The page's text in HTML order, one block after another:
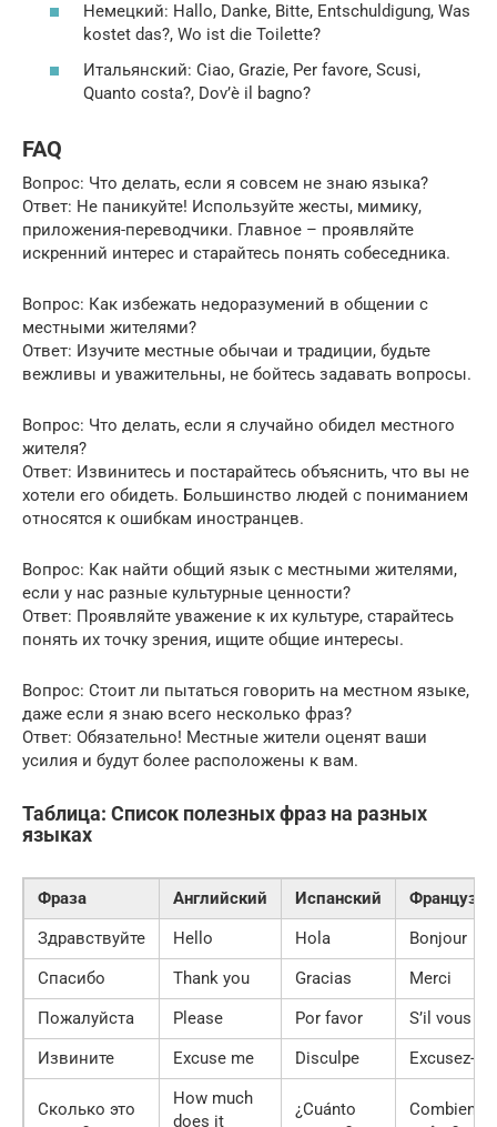
Немецкий: Hallo, Danke, Bitte, Entschuldigung, Was
kostet das?, Wo ist die Toilette?
Итальянский: Ciao, Grazie, Per favore, Scusi,
Quanto costa?, Dov’è il bagno?
FAQ
Вопрос: Что делать, если я совсем не знаю языка?
Ответ: Не паникуйте! Используйте жесты, мимику,
приложения-переводчики. Главное – проявляйте
искренний интерес и старайтесь понять собеседника.
Вопрос: Как избежать недоразумений в общении с
местными жителями?
Ответ: Изучите местные обычаи и традиции, будьте
вежливы и уважительны, не бойтесь задавать вопросы.
Вопрос: Что делать, если я случайно обидел местного
жителя?
Ответ: Извинитесь и постарайтесь объяснить, что вы не
хотели его обидеть. Большинство людей с пониманием
относятся к ошибкам иностранцев.
Вопрос: Как найти общий язык с местными жителями,
если у нас разные культурные ценности?
Ответ: Проявляйте уважение к их культуре, старайтесь
понять их точку зрения, ищите общие интересы.
Вопрос: Стоит ли пытаться говорить на местном языке,
даже если я знаю всего несколько фраз?
Ответ: Обязательно! Местные жители оценят ваши
усилия и будут более расположены к вам.
Таблица: Список полезных фраз на разных
языках
Фраза Английский Испанский
Здравствуйте
Hello Hola
Bonjour
Спасибо
Thank you Gracias
Merci
Пожалуйста
Please Por favor
S’il vous
Извините
Excuse me Disculpe Excusez-
Сколько это
How much
does it
¿Cuánto
Combien ça